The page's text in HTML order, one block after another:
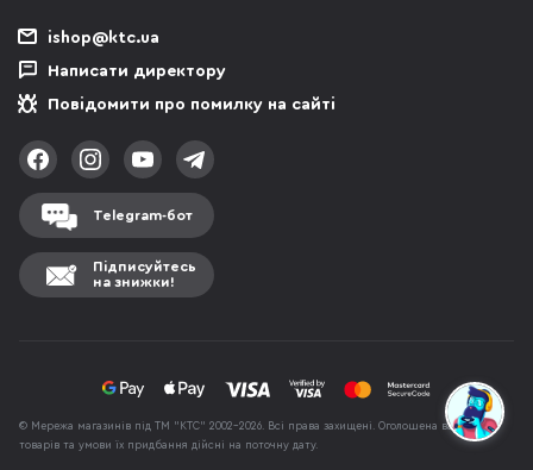
ishop@ktc.ua
Написати директору
Повідомити про помилку на сайті
Telegram-бот
Підписуйтесь
на знижки!
© Мережа магазинів під ТМ "КТС" 2002-2026. Всі права захищені. Оголошена вартість
товарів та умови їх придбання дійсні на поточну дату.